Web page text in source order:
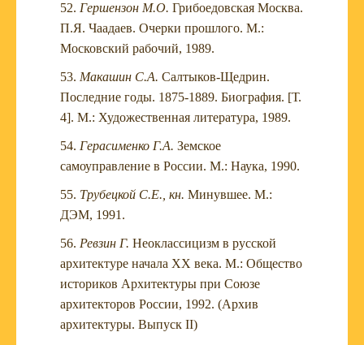
Гершензон М.О. Грибоедовская Москва.
П.Я. Чаадаев. Очерки прошлого. М.:
Московский рабочий, 1989.
Макашин С.А. Салтыков-Щедрин.
Последние годы. 1875-1889. Биография. [Т.
4]. М.: Художественная литература, 1989.
Герасименко Г.А. Земское
самоуправление в России. М.: Наука, 1990.
Трубецкой С.Е., кн. Минувшее. М.:
ДЭМ, 1991.
Ревзин Г. Неоклассицизм в русской
архитектуре начала XX века. М.: Общество
историков Архитектуры при Союзе
архитекторов России, 1992. (Архив
архитектуры. Выпуск II)